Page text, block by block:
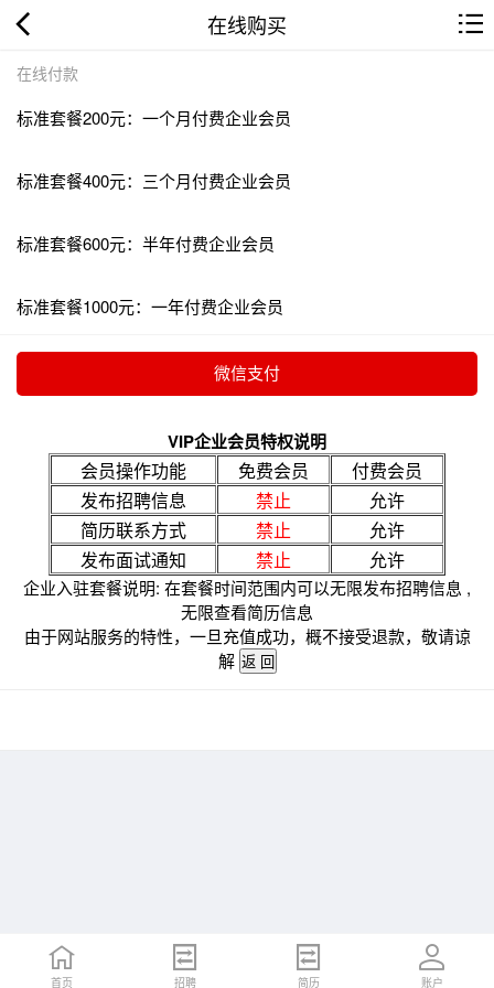
在线购买
在线付款
标准套餐200元：一个月付费企业会员
标准套餐400元：三个月付费企业会员
标准套餐600元：半年付费企业会员
标准套餐1000元：一年付费企业会员
VIP企业会员特权说明
会员操作功能 免费会员
付费会员
发布招聘信息
禁止
允许
简历联系方式
禁止
允许
发布面试通知
禁止 允许
企业入驻套餐说明: 在套餐时间范围内可以无限发布招聘信息 ,
无限查看简历信息
由于网站服务的特性，一旦充值成功，概不接受退款，敬请谅
解
首页 招聘 简历 账户